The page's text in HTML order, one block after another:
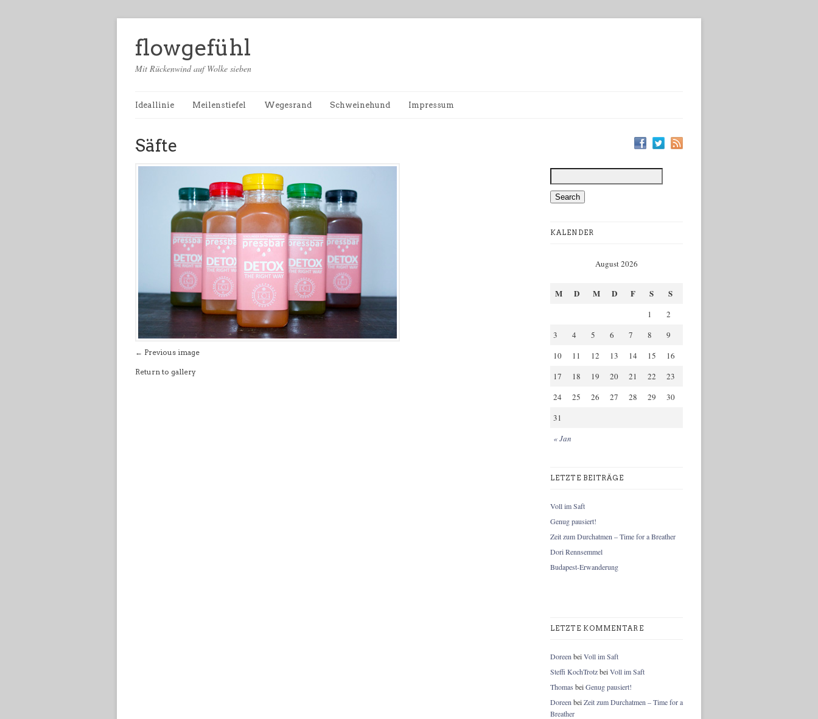
flowgefühl
Mit Rückenwind auf Wolke sieben
Ideallinie Meilenstiefel Wegesrand Schweinehund Impressum
Säfte
← Previous image
Return to gallery
KALENDER
August 2026
M D M D F S S
« Jan
1
2
3
4 5 6 7 8
9
10
11 12 13 14 15
16
17
18 19 20 21 22
23
24
25 26 27 28 29
30
31
LETZTE BEITRÄGE
Voll im Saft
Genug pausiert!
Zeit zum Durchatmen – Time for a Breather
Dori Rennsemmel
Budapest-Erwanderung
LETZTE KOMMENTARE
Doreen beiVoll im Saft
Steffi KochTrotzbeiVoll im Saft
Thomas beiGenug pausiert!
Doreen beiZeit zum Durchatmen – Time for a
Breather